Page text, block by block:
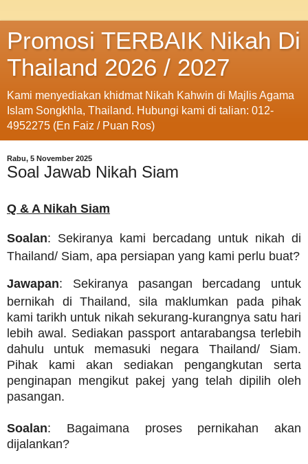
Promosi TERBAIK Nikah Di
Thailand 2026 / 2027
Kami menyediakan khidmat Nikah Kahwin di Majlis Agama
Islam Songkhla, Thailand. Hubungi kami di talian: 012-
4952275 (En Faiz / Puan Ros)
Rabu, 5 November 2025
Soal Jawab Nikah Siam
Q & A Nikah Siam
Soalan: Sekiranya kami bercadang untuk nikah di
Thailand/ Siam, apa persiapan yang kami perlu buat?
Jawapan: Sekiranya pasangan bercadang untuk
bernikah di Thailand, sila maklumkan pada pihak
kami tarikh untuk nikah sekurang-kurangnya satu hari
lebih awal. Sediakan passport antarabangsa terlebih
dahulu untuk memasuki negara Thailand/ Siam.
Pihak kami akan sediakan pengangkutan serta
penginapan mengikut pakej yang telah dipilih oleh
pasangan.
Soalan: Bagaimana proses pernikahan akan
dijalankan?